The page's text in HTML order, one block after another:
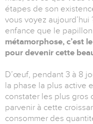
étapes de son
vous voyez
enfance que le
métamorphose, c’est
pour devenir cette
D’œuf, pendant 3 à 8
la phase la plus active
constater les plus gros
parvenir à cette
consommer des